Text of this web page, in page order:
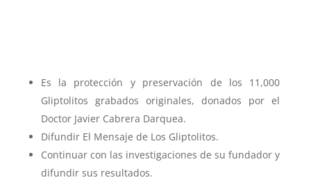
Es la protección y preservación de los 11,000
Gliptolitos grabados originales, donados por el
Doctor Javier Cabrera Darquea.
Difundir El Mensaje de Los Gliptolitos.
Continuar con las investigaciones de su fundador y
difundir sus resultados.